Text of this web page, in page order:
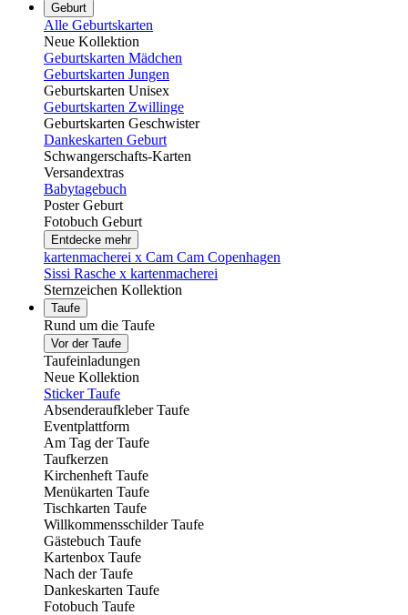
Geburt
Alle Geburtskarten
Neue Kollektion
Geburtskarten Mädchen
Geburtskarten Jungen
Geburtskarten Unisex
Geburtskarten Zwillinge
Geburtskarten Geschwister
Dankeskarten Geburt
Schwangerschafts-Karten
Versandextras
Babytagebuch
Poster Geburt
Fotobuch Geburt
Entdecke mehr
kartenmacherei x Cam Cam Copenhagen
Sissi Rasche x kartenmacherei
Sternzeichen Kollektion
Taufe
Rund um die Taufe
Vor der Taufe
Taufeinladungen
Neue Kollektion
Sticker Taufe
Absenderaufkleber Taufe
Eventplattform
Am Tag der Taufe
Taufkerzen
Kirchenheft Taufe
Menükarten Taufe
Tischkarten Taufe
Willkommensschilder Taufe
Gästebuch Taufe
Kartenbox Taufe
Nach der Taufe
Dankeskarten Taufe
Fotobuch Taufe